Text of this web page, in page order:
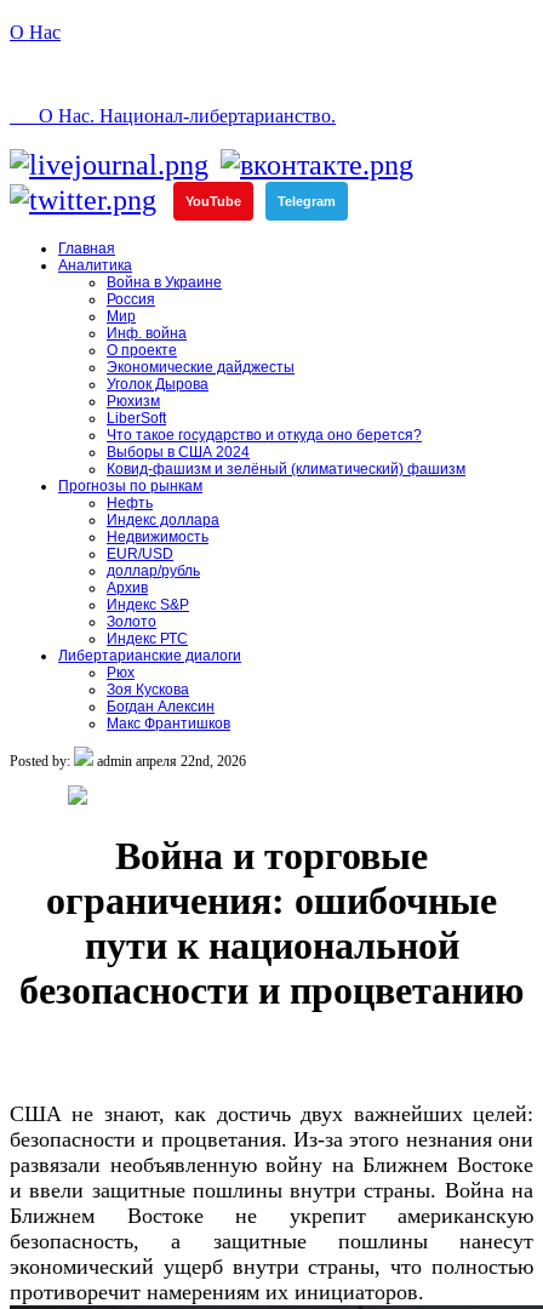
О Нас
О Нас. Национал-либертарианство.
YouTube Telegram
Главная
Аналитика
Война в Украине
Россия
Мир
Инф. война
О проекте
Экономические дайджесты
Уголок Дырова
Рюхизм
LiberSoft
Что такое государство и откуда оно берется?
Выборы в США 2024
Ковид-фашизм и зелёный (климатический) фашизм
Прогнозы по рынкам
Нефть
Индекс доллара
Недвижимость
EUR/USD
доллар/рубль
Архив
Индекс S&P
Золото
Индекс РТС
Либертарианские диалоги
Рюх
Зоя Кускова
Богдан Алексин
Макс Франтишков
Posted by: admin апреля 22nd, 2026
Война и торговые
ограничения: ошибочные
пути к национальной
безопасности и процветанию
США не знают, как достичь двух важнейших целей:
безопасности и процветания. Из-за этого незнания они
развязали необъявленную войну на Ближнем Востоке
и ввели защитные пошлины внутри страны. Война на
Ближнем Востоке не укрепит американскую
безопасность, а защитные пошлины нанесут
экономический ущерб внутри страны, что полностью
противоречит намерениям их инициаторов.